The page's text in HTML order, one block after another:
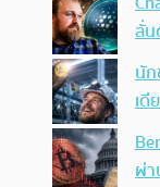
ลั่น
นัก
เดี
ผ่า